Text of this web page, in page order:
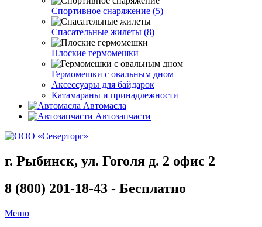
Спортивное снаряжение (5)
Спасательные жилеты (8)
Плоские гермомешки
Гермомешки с овальным дном
Аксессуары для байдарок
Катамараны и принадлежности
Автомасла
Автозапчасти
г. Рыбинск, ул. Гоголя д. 2 офис 2
8 (800) 201-18-43 - Бесплатно
Меню